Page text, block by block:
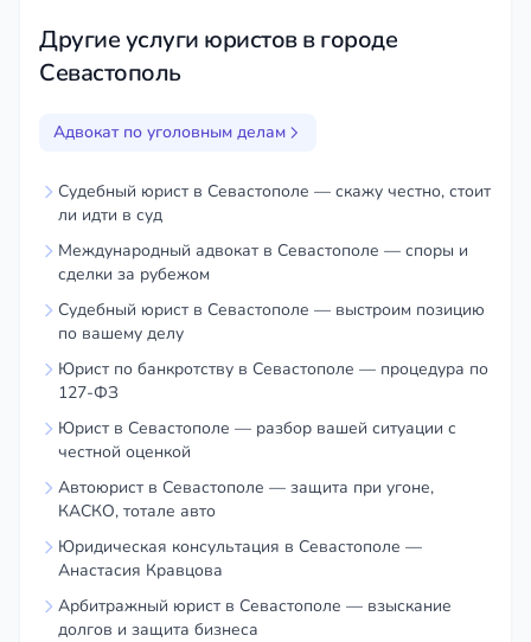
Другие услуги юристов в городе
Севастополь
Адвокат по уголовным делам
Судебный юрист в Севастополе — скажу честно, стоит
ли идти в суд
Международный адвокат в Севастополе — споры и
сделки за рубежом
Судебный юрист в Севастополе — выстроим позицию
по вашему делу
Юрист по банкротству в Севастополе — процедура по
127-ФЗ
Юрист в Севастополе — разбор вашей ситуации с
честной оценкой
Автоюрист в Севастополе — защита при угоне,
КАСКО, тотале авто
Юридическая консультация в Севастополе —
Анастасия Кравцова
Арбитражный юрист в Севастополе — взыскание
долгов и защита бизнеса